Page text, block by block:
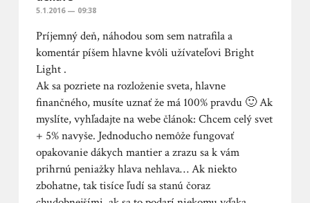
5.1.2016 — 09:38
Príjemný deň, náhodou som sem natrafila a
komentár píšem hlavne kvôli užívateľovi Bright
Light .
Ak sa pozriete na rozloženie sveta, hlavne
finančného, musíte uznať že má 100% pravdu 🙂 Ak
myslíte, vyhľadajte na webe článok: Chcem celý svet
+ 5% navyše. Jednoducho nemôže fungovať
opakovanie dákych mantier a zrazu sa k vám
prihrnú peniažky hlava nehlava… Ak niekto
zbohatne, tak tisíce ľudí sa stanú čoraz